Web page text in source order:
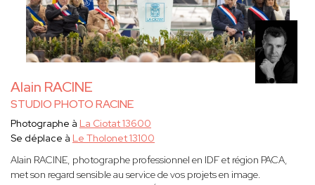
Alain RACINE
STUDIO PHOTO RACINE
Photographe à La Ciotat 13600
Se déplace à Le Tholonet 13100
Alain RACINE, photographe professionnel en IDF et région PACA,
met son regard sensible au service de vos projets en image.